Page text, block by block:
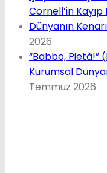
Cornell’in Kayıp
Dünyanın
2026
“Babbo, Pietà!”
Kurumsal
Temmuz 2026